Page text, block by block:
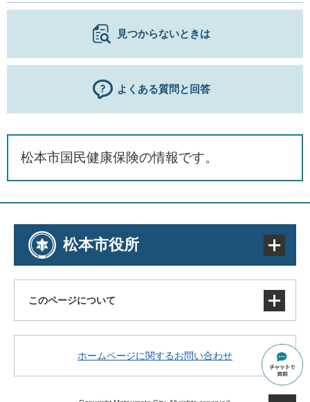
見つからないときは
よくある質問と回答
松本市国民健康保険の情報です。
松本市役所
このページについて
著作権・免責事項・リンク
ホームページに関するお問い合わせ